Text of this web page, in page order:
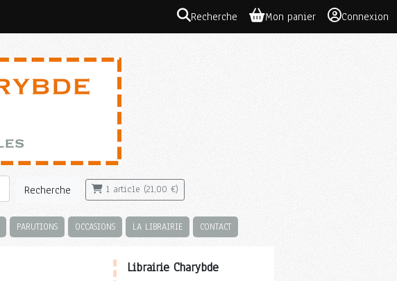
Recherche Mon panier Connexion
Recherche 1 article (21,00 €)
PARUTIONS OCCASIONS LA LIBRAIRIE CONTACT
Librairie Charybde